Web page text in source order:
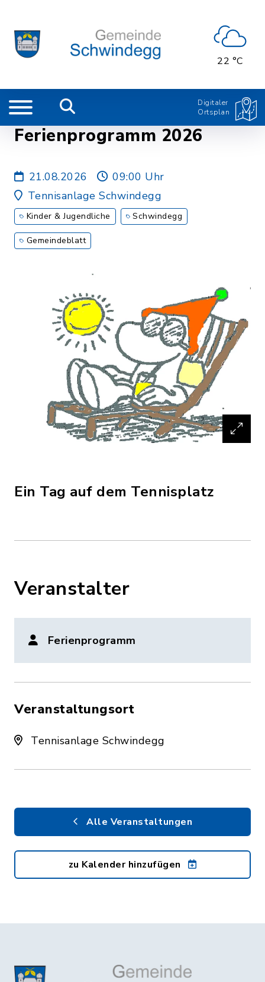
22 °C
Digitaler
Ortsplan
Ferienprogramm 2026
21.08.2026
09:00 Uhr
Tennisanlage Schwindegg
Kinder & Jugendliche Schwindegg
Gemeindeblatt
Ein Tag auf dem Tennisplatz
Veranstalter
Ferienprogramm
Veranstaltungsort
Tennisanlage Schwindegg
Alle Veranstaltungen
zu Kalender hinzufügen